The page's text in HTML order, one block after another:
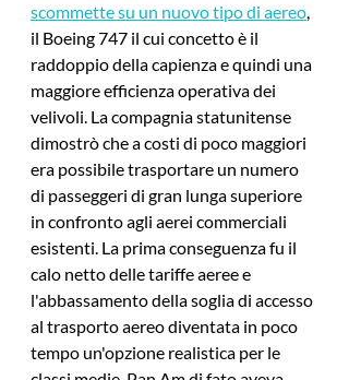
scommette su un nuovo tipo di aereo,
il Boeing 747 il cui concetto è il
raddoppio della capienza e quindi una
maggiore efficienza operativa dei
velivoli. La compagnia statunitense
dimostrò che a costi di poco maggiori
era possibile trasportare un numero
di passeggeri di gran lunga superiore
in confronto agli aerei commerciali
esistenti. La prima conseguenza fu il
calo netto delle tariffe aeree e
l'abbassamento della soglia di accesso
al trasporto aereo diventata in poco
tempo un'opzione realistica per le